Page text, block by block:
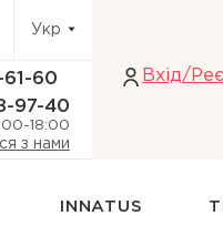
Укр
60
97-40
18:00
з нами
Вхiд/
INNATUS